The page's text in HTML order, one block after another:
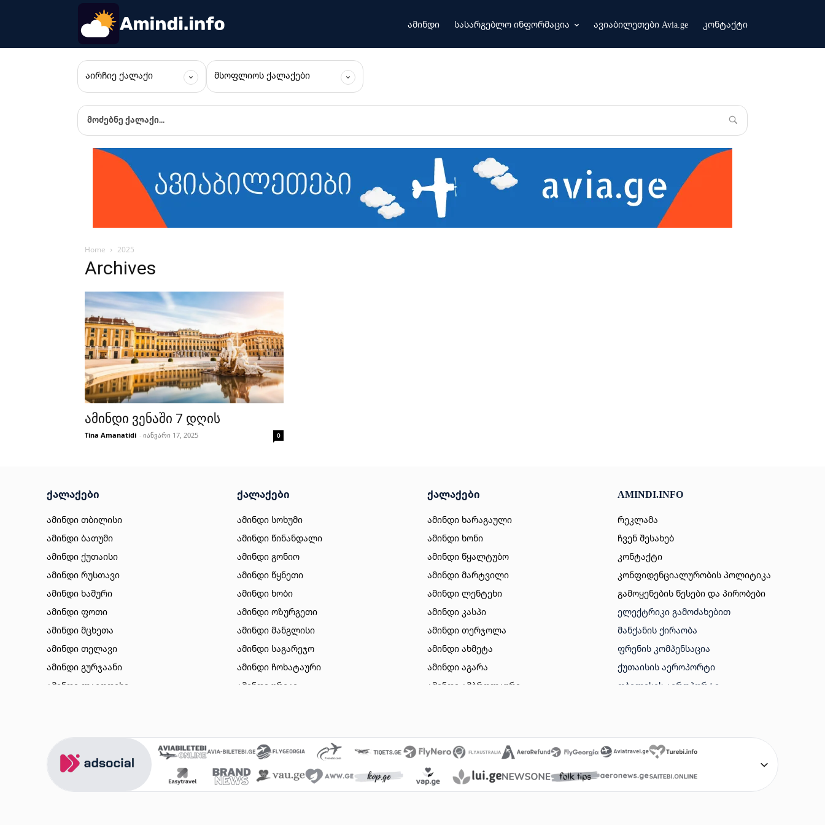
ამინდი სასარგებლო ინფორმაცია ავიაბილეთები Avia.ge კონტაქტი
ᲐᲘᲠᲩᲘᲔ ᲥᲐᲚᲐᲥᲘ ᲛᲡᲝᲤᲚᲘᲝᲡ ᲥᲐᲚᲐᲥᲔᲑᲘ
მოძებნე ქალაქი...
Home 2025
Archives
ამინდი ვენაში 7 დღის
Tina Amanatidi - იანვარი 17, 2025 0
ქალაქები
ამინდი თბილისი
ამინდი ბათუმი
ამინდი ქუთაისი
ამინდი რუსთავი
ამინდი ხაშური
ამინდი ფოთი
ამინდი მცხეთა
ამინდი თელავი
ამინდი გურჯაანი
ამინდი ლაგოდეხი
ამინდი აბასთუმანი
ამინდი მესტია
ქალაქები
ამინდი სოხუმი
ამინდი წინანდალი
ამინდი გონიო
ამინდი წყნეთი
ამინდი ხობი
ამინდი ოზურგეთი
ამინდი მანგლისი
ამინდი საგარეჯო
ამინდი ჩოხატაური
ამინდი ურეკი
ამინდი გორი
ამინდი ბაკურიანი
ამინდი თიანეთი
ქალაქები
ამინდი ხარაგაული
ამინდი ხონი
ამინდი წყალტუბო
ამინდი მარტვილი
ამინდი ლენტეხი
ამინდი კასპი
ამინდი თერჯოლა
ამინდი ახმეტა
ამინდი აგარა
ამინდი ამბროლაური
ამინდი ვანი
ამინდი მახინჯაური
ამინდი გარდაბანი
AMINDI.INFO
რეკლამა
ჩვენ შესახებ
კონტაქტი
კონფიდენციალურობის პოლიტიკა
გამოყენების წესები და პირობები
ᲔᲚᲔᲥᲢᲠᲘᲙᲘ ᲒᲐᲛᲝᲫᲐᲮᲔᲑᲘᲗ
ᲛᲐᲜᲥᲐᲜᲘᲡ ᲥᲘᲠᲐᲝᲑᲐ
ᲤᲠᲔᲜᲘᲡ ᲙᲝᲛᲞᲔᲜᲡᲐᲪᲘᲐ
ᲥᲣᲗᲐᲘᲡᲘᲡ ᲐᲔᲠᲝᲞᲝᲠᲢᲘ
ᲗᲑᲘᲚᲘᲡᲘᲡ ᲐᲔᲠᲝᲞᲝᲠᲢᲘ
ᲢᲣᲠᲔᲑᲘ
ᲤᲠᲔᲜᲔᲑᲘ ᲘᲐᲤᲐᲓ
SAITEBI GE